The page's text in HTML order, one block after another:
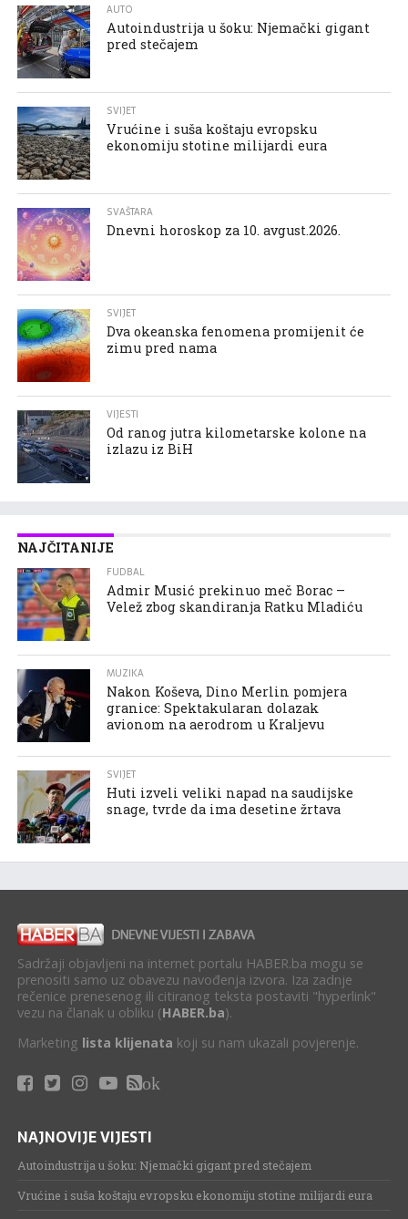
AUTO
Autoindustrija u šoku: Njemački gigant
pred stečajem
SVIJET
Vrućine i suša koštaju evropsku
ekonomiju stotine milijardi eura
SVAŠTARA
Dnevni horoskop za 10. avgust.2026.
SVIJET
Dva okeanska fenomena promijenit će
zimu pred nama
VIJESTI
Od ranog jutra kilometarske kolone na
izlazu iz BiH
NAJČITANIJE
FUDBAL
Admir Musić prekinuo meč Borac –
Velež zbog skandiranja Ratku Mladiću
MUZIKA
Nakon Koševa, Dino Merlin pomjera
granice: Spektakularan dolazak
avionom na aerodrom u Kraljevu
SVIJET
Huti izveli veliki napad na saudijske
snage, tvrde da ima desetine žrtava
Sadržaji objavljeni na internet portalu HABER.ba mogu se
prenositi samo uz obavezu navođenja izvora. Iza zadnje
rečenice prenesenog ili citiranog teksta postaviti "hyperlink"
vezu na članak u obliku (HABER.ba).
Marketing lista klijenata koji su nam ukazali povjerenje.
ok
NAJNOVIJE VIJESTI
Autoindustrija u šoku: Njemački gigant pred stečajem
Vrućine i suša koštaju evropsku ekonomiju stotine milijardi eura